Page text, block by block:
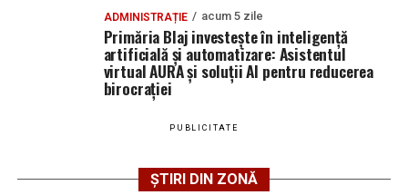
Adaugă blajinfo.ro ca sursă
preferată pe Google
Ultimele știri din Blaj
ACS Atomic Blaj, medalie de bronz la Campionatul
Andreea Pripon, pe podium la Arad
ADMINISTRAȚIE acum 5 zile
Primăria Blaj investește în inteligență
artificială și automatizare: Asistentul
virtual AURA și soluții AI pentru reducerea
birocrației
PUBLICITATE
ȘTIRI DIN ZONĂ